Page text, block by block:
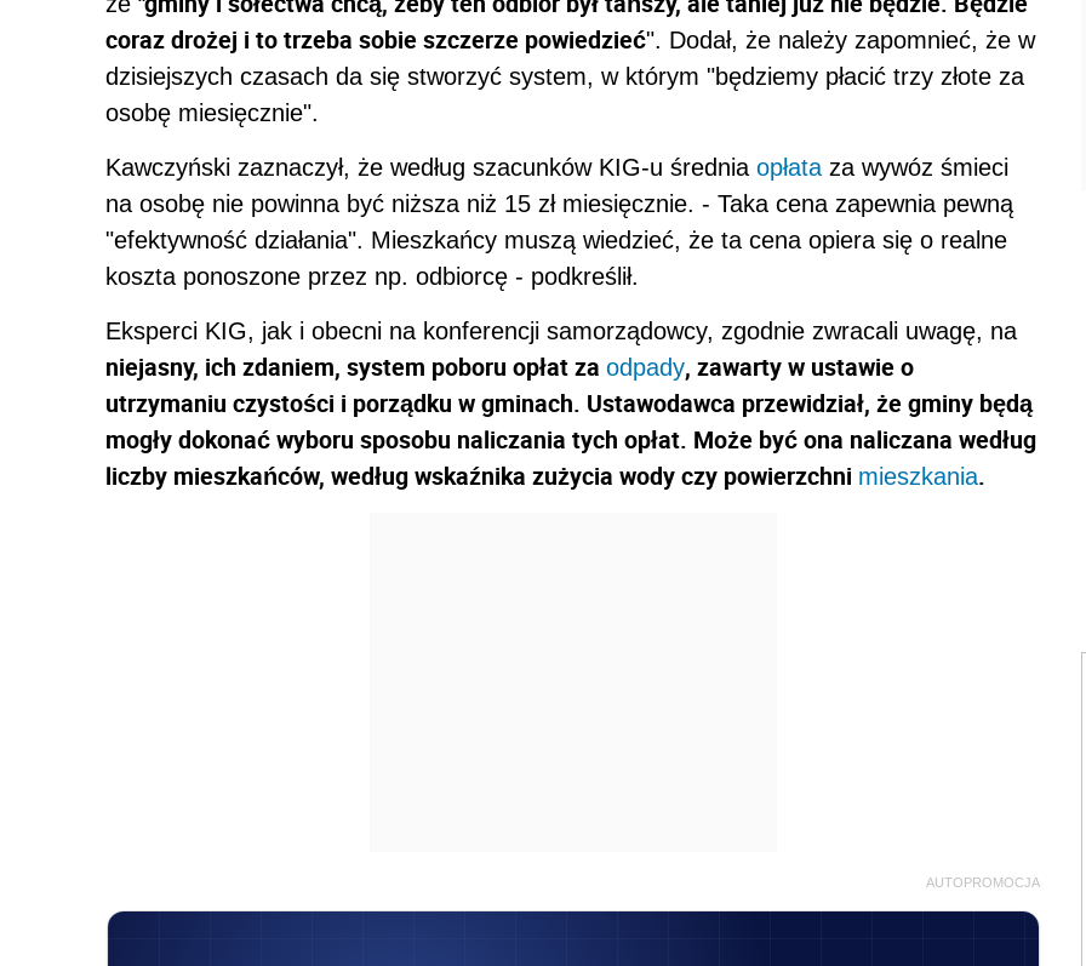
coraz drożej i to trzeba sobie szczerze powiedzieć". Dodał, że należy zapomnieć, że w
dzisiejszych czasach da się stworzyć system, w którym "będziemy płacić trzy złote za
osobę miesięcznie".
Kawczyński zaznaczył, że według szacunków KIG-u średnia opłata za wywóz śmieci
na osobę nie powinna być niższa niż 15 zł miesięcznie. - Taka cena zapewnia pewną
"efektywność działania". Mieszkańcy muszą wiedzieć, że ta cena opiera się o realne
koszta ponoszone przez np. odbiorcę - podkreślił.
Eksperci KIG, jak i obecni na konferencji samorządowcy, zgodnie zwracali uwagę, na
niejasny, ich zdaniem, system poboru opłat za odpady, zawarty w ustawie o
utrzymaniu czystości i porządku w gminach. Ustawodawca przewidział, że gminy będą
mogły dokonać wyboru sposobu naliczania tych opłat. Może być ona naliczana według
liczby mieszkańców, według wskaźnika zużycia wody czy powierzchni mieszkania.
AUTOPROMOCJA